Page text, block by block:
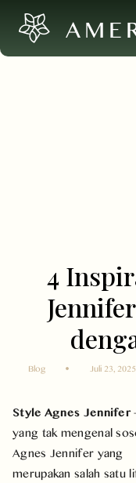
4
Blog Juli 23, 2025
Style Agnes Jennifer
yang tak mengenal
Agnes Jennifer yang
merupakan salah satu